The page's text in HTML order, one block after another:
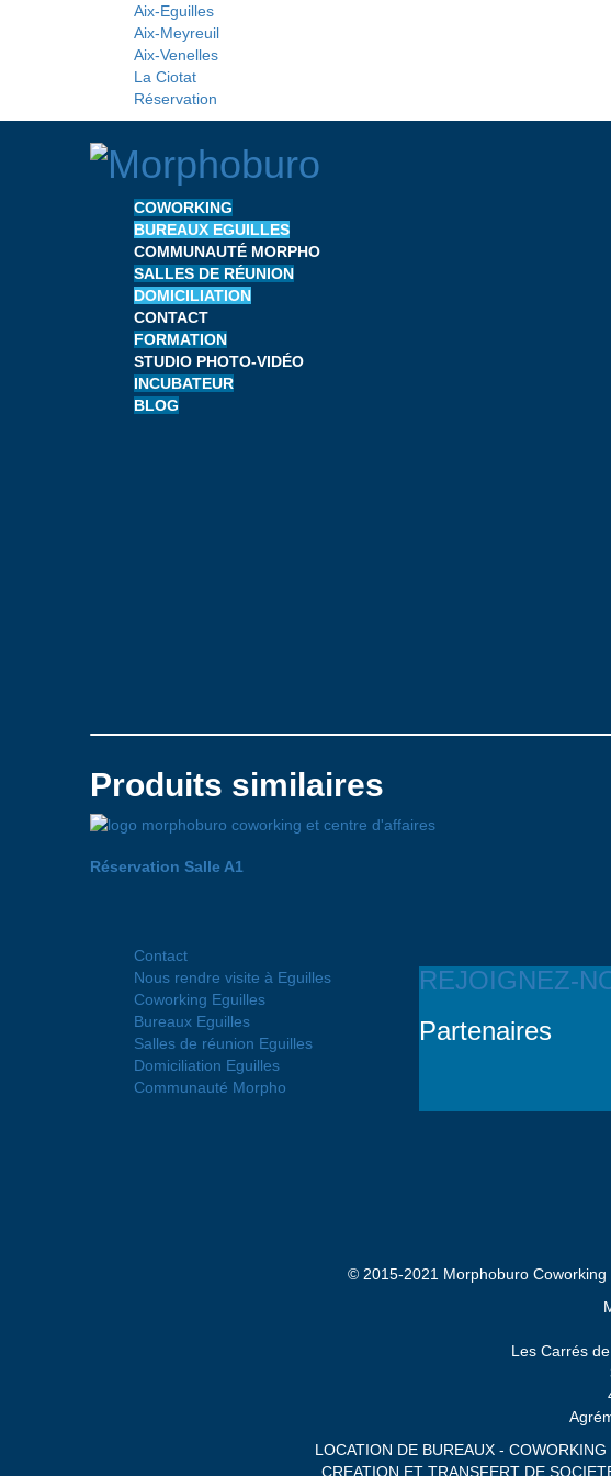
Aix-Eguilles
Aix-Meyreuil
Aix-Venelles
La Ciotat
Réservation
COWORKING
BUREAUX EGUILLES
COMMUNAUTÉ MORPHO
SALLES DE RÉUNION
DOMICILIATION
CONTACT
FORMATION
STUDIO PHOTO-VIDÉO
INCUBATEUR
BLOG
Produits similaires
Réservation Salle A1
Contact
Nous rendre visite à Eguilles
Coworking Eguilles
Bureaux Eguilles
Salles de réunion Eguilles
Domiciliation Eguilles
Communauté Morpho
REJOIGNEZ-
Partenaires
© 2015-2021 Morphoburo
Les Carrés
LOCATION DE BUREAUX -
CREATION ET TRANSFERT DE